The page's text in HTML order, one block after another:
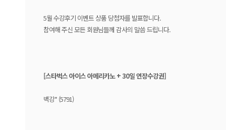
5월 수강후기 이벤트 상품 당첨자를 발표합니다.
참여해 주신 모든 회원님들께 감사의 말씀 드립니다.
[스타벅스 아이스 아메리카노 + 30일 연장수강권]
백강* (5791)